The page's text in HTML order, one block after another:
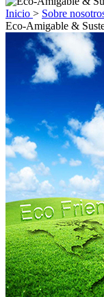
Inicio > Sobre
Eco-Amigable &